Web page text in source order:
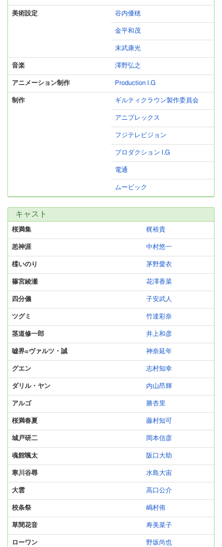
美術設定 谷内優穂
金平和茂
末武康光
音楽 澤野弘之
アニメーション制作 Production I.G
制作 ギルティクラウン製作委員会
アニプレックス
フジテレビジョン
プロダクション I.G
電通
ムービック
キャスト
桜満集 梶裕貴
恙神涯 中村悠一
楪いのり 茅野愛衣
篠宮綾瀬 花澤香菜
四分儀 子安武人
ツグミ 竹達彩奈
茎道修一郎 井上和彦
嘘界=ヴァルツ・誠 神奈延年
グエン 志村知幸
ダリル・ヤン 内山昂輝
アルゴ 勝杏里
桜満春夏 藤村知可
城戸研二 岡本信彦
魂館颯太 阪口大助
寒川谷尋 水島大宙
大雲 高口公介
校条祭 嶋村侑
草間花音 寿美菜子
ローワン 野坂尚也